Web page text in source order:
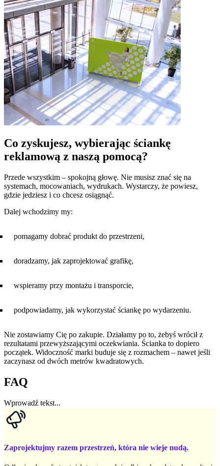
Co zyskujesz, wybierając ściankę
reklamową z naszą pomocą?
Przede wszystkim – spokojną głowę. Nie musisz znać się na
systemach, mocowaniach, wydrukach. Wystarczy, że powiesz,
gdzie jedziesz i co chcesz osiągnąć.
Dalej wchodzimy my:
pomagamy dobrać produkt do przestrzeni,
doradzamy, jak zaprojektować grafikę,
wspieramy przy montażu i transporcie,
podpowiadamy, jak wykorzystać ściankę po wydarzeniu.
Nie zostawiamy Cię po zakupie. Działamy po to, żebyś wrócił z
rezultatami przewyższającymi oczekwiania. Ścianka to dopiero
początek. Widoczność marki buduje się z rozmachem – nawet jeśli
zaczynasz od dwóch metrów kwadratowych.
FAQ
Wprowadź tekst...
Zaprojektujmy razem przestrzeń, która nie wieje nudą.